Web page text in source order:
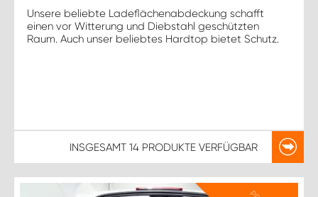
Unsere beliebte Ladeflächenabdeckung schafft
einen vor Witterung und Diebstahl geschützten
Raum. Auch unser beliebtes Hardtop bietet Schutz.
INSGESAMT 14 PRODUKTE VERFÜGBAR